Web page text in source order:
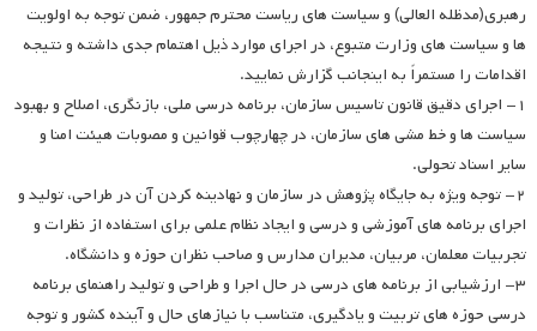
رهبری(مدظله العالی) و سیاست های ریاست محترم جمهور، ضمن توجه به اولویت
ها و سیاست های وزارت متبوع، در اجرای موارد ذیل اهتمام جدی داشته و نتیجه
اقدامات را مستمراً به اینجانب گزارش نمایید.
۱- اجرای دقیق قانون تاسیس سازمان، برنامه درسی ملی، بازنگری، اصلاح و بهبود
سیاست ها و خط مشی های سازمان، در چهارچوب قوانین و مصوبات هیئت امنا و
سایر اسناد تحولی.
۲- توجه ویژه به جایگاه پژوهش در سازمان و نهادینه کردن آن در طراحی، تولید و
اجرای برنامه های آموزشی و درسی و ایجاد نظام علمی برای استفاده از نظرات و
تجربیات معلمان، مربیان، مدیران مدارس و صاحب نظران حوزه و دانشگاه.
۳- ارزشیابی از برنامه های درسی در حال اجرا و طراحی و تولید راهنمای برنامه
درسی حوزه های تربیت و یادگیری، متناسب با نیازهای حال و آینده کشور و توجه